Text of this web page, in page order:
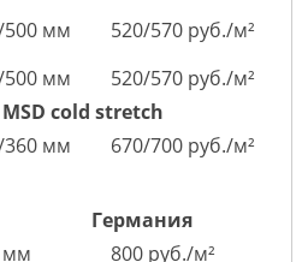
500 мм
520/570 руб./м²
500 мм
520/570 руб./м²
cold stretch
360 мм 670/700 руб./м²
Германия
мм
800 руб./м²